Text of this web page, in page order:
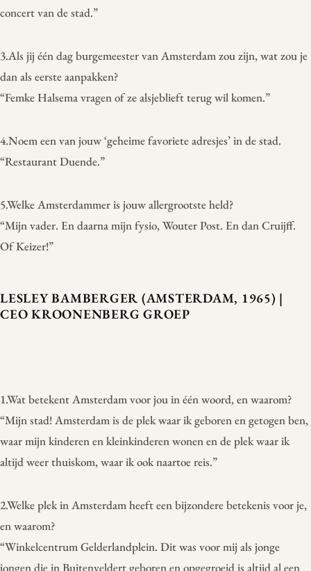
concert van de stad.”
3.Als jij één dag burgemeester van Amsterdam zou zijn, wat zou je
dan als eerste aanpakken?
“Femke Halsema vragen of ze alsjeblieft terug wil komen.”
4.Noem een van jouw ‘geheime favoriete adresjes’ in de stad.
“Restaurant Duende.”
5.Welke Amsterdammer is jouw allergrootste held?
“Mijn vader. En daarna mijn fysio, Wouter Post. En dan Cruijff.
Of Keizer!”
LESLEY BAMBERGER (AMSTERDAM, 1965) |
CEO KROONENBERG GROEP
1.Wat betekent Amsterdam voor jou in één woord, en waarom?
“Mijn stad! Amsterdam is de plek waar ik geboren en getogen ben,
waar mijn kinderen en kleinkinderen wonen en de plek waar ik
altijd weer thuiskom, waar ik ook naartoe reis.”
2.Welke plek in Amsterdam heeft een bijzondere betekenis voor je,
en waarom?
“Winkelcentrum Gelderlandplein. Dit was voor mij als jonge
jongen die in Buitenveldert geboren en opgegroeid is altijd al een